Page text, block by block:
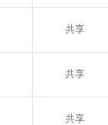
共享
共享
共享